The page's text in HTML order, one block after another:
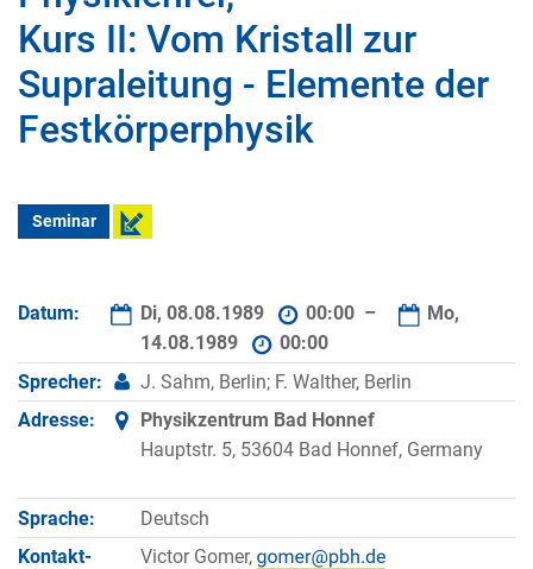
Kurs II: Vom Kristall zur
Supraleitung - Elemente der
Festkörperphysik
Seminar
Datum: Di, 08.08.1989 00:00 –
Mo,
14.08.1989
00:00
Sprecher:
J. Sahm, Berlin; F. Walther, Berlin
Adresse:
Physikzentrum Bad Honnef
Hauptstr. 5, 53604 Bad Honnef, Germany
Sprache:
Deutsch
Kontakt­
Victor Gomer,